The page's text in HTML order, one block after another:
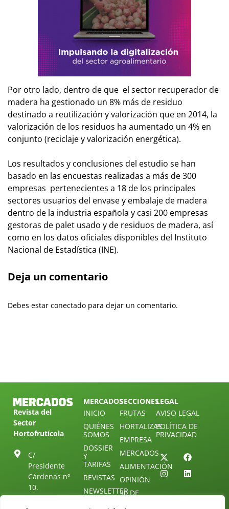
Por otro lado, dentro de que el sector recuperador de
madera ha gestionado un 8% más de residuo
destinado a reutilización y valorización que en 2014, la
valorización de los residuos ha aumentado un 4% en
conjunto (reciclaje y valorización energética).
Los resultados y conclusiones del estudio se han
basado en las encuestas realizadas a más de 300
empresas pertenecientes a 18 de los principales
sectores usuarios del envase y embalaje de madera
dentro de la industria española y casi 200 empresas
gestoras de palet usado y de residuos de madera, así
como en los datos oficiales disponibles del Instituto
Nacional de Estadística (INE).
Deja un comentario
Debes estar conectado para dejar un comentario.
Revista del
Sector
Hortofrutícola
C/
Presidente
Cárdenas nº
10.
41013
MERCADOS
INICIO
QUIÉNES
SOMOS
DOSSIER
Y
TARIFAS
REVISTAS
NEWSLETTER
SECCIONES
FRUTAS
HORTALIZAS
EMPRESA
MERCADOS
ALIMENTACIÓN
OPINIÓN
30 DE
LEGAL
AVISO LEGAL
POLÍTICA DE
PRIVACIDAD